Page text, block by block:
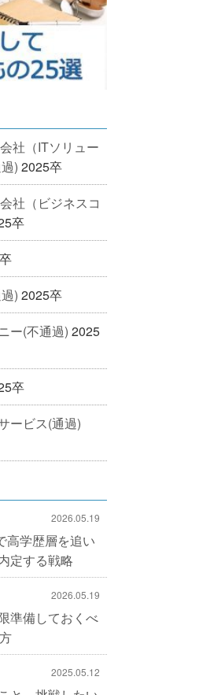
社（ITソリュー
) 2025卒
社（ビジネスコ
卒
) 2025卒
ー(不通過) 2025
卒
ービス(通過)
2026.05.19
高学歴層を追い
定する戦略
2026.05.19
準備しておくべ
2025.05.12